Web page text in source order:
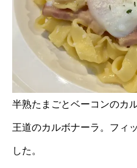
半熟たまごとベーコンのカ
王道のカルボナーラ。フィ
した。